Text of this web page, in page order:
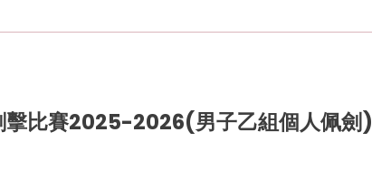
擊比賽2025-2026(男子乙組個人佩劍)